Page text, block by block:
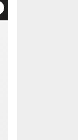
Region Hannover